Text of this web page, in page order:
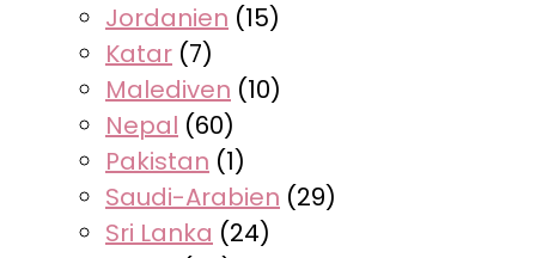
Jordanien (15)
Katar (7)
Malediven (10)
Nepal (60)
Pakistan (1)
Saudi-Arabien (29)
Sri Lanka (24)